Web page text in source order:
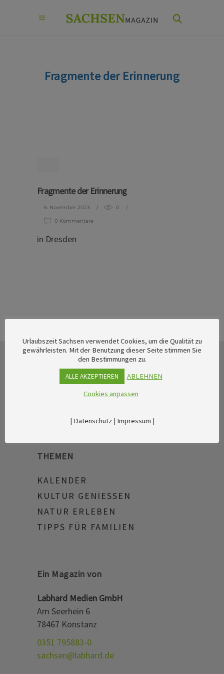
Fragmente der Erinnerung
Fragmente der Erinnerung
6. November 2023 0
0 Kommentare
in Dresden
THEMEN
KALENDER
KULTUR GENIESSEN
NATUR ERLEBEN
TIPPS FÜR FAMILIEN
Ein Magazin von
Labhard Medien GmbH
Am Seerhein 6
78467 Konstanz
0351 795883-0
sachsen@labhard.de
Urlaubszeit Sachsen verwendet Cookies, um die Qualität zu
gewährleisten. Mit der Benutzung dieser Seite stimmen Sie
den Bestimmungen zu.
ALLE AKZEPTIEREN
ABLEHNEN
Cookies anpassen
| Datenschutz| Impressum |